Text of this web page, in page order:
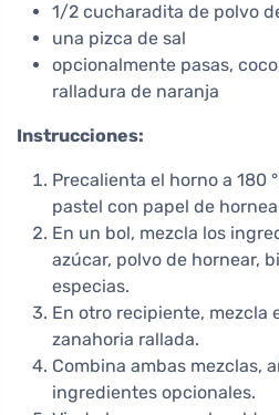
1/2 cucharadita de polvo
una pizca de sal
opcionalmente pasas,
ralladura de naranja
Instrucciones:
Precalienta el horno a 180
pastel con papel de
En un bol, mezcla los
azúcar, polvo de hornear,
especias.
En otro recipiente, mezcla
zanahoria rallada.
Combina ambas mezclas,
ingredientes opcionales.